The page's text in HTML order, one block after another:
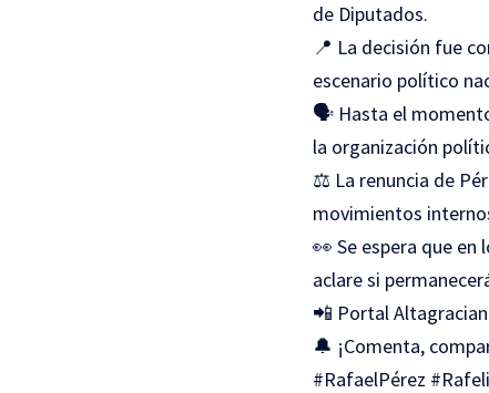
de Diputados.
📍 La decisión fue
escenario político
🗣️ Hasta el
la organización
⚖️ La renuncia de
movimientos
👀 Se espera que
aclare si
📲 Portal
🔔 ¡Comenta,
#RafaelPérez